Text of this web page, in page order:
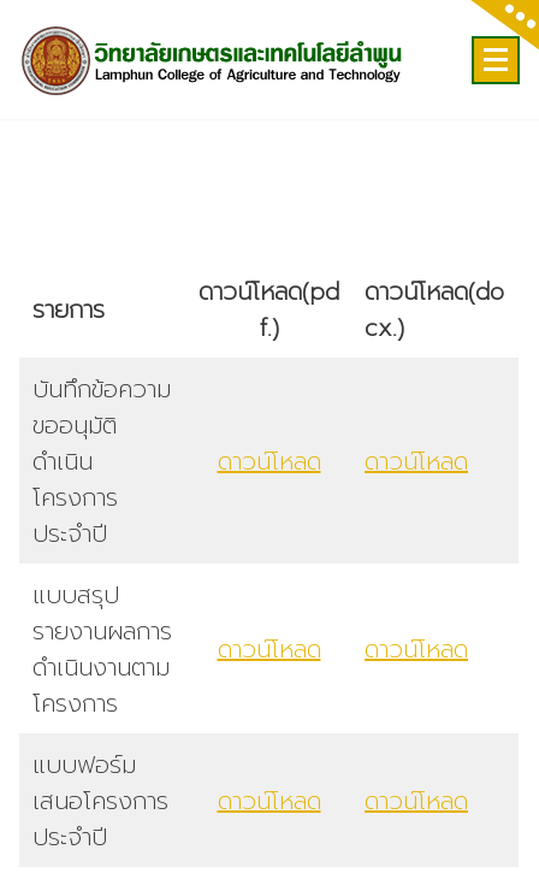
content
รายการ ดาวน์โหลด(pd
f.)
ดาวน์โหลด(do
cx.)
บันทึกข้อความ
ขออนุมัติ
ดำเนิน
โครงการ
ประจำปี
ดาวน์โหลด ดาวน์โหลด
แบบสรุป
รายงานผลการ
ดำเนินงานตาม
โครงการ
ดาวน์โหลด ดาวน์โหลด
แบบฟอร์ม
เสนอโครงการ
ประจำปี
ดาวน์โหลด ดาวน์โหลด